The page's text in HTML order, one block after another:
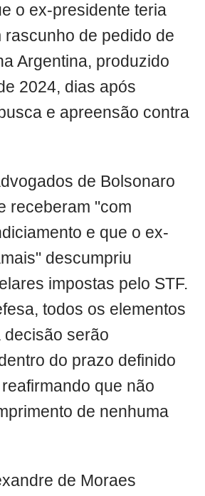
o ex-presidente teria
rascunho de pedido de
Argentina, produzido
2024, dias após
e apreensão contra
de Bolsonaro
receberam "com
e que o ex-
descumpriu
impostas pelo STF.
todos os elementos
decisão serão
do prazo definido
que não
de nenhuma
de Moraes